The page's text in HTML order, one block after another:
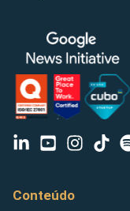
Conteúdo